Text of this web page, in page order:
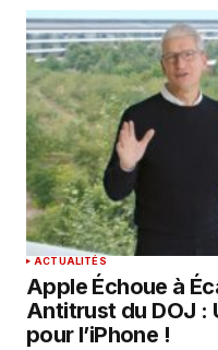
ACTUALITÉS
Apple Échoue à
Antitrust du DOJ :
pour l’iPhone !